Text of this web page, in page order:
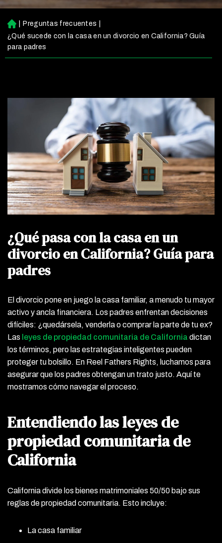
Ini
ci
o
Preguntas frecuentes
¿Qué sucede con la casa en un divorcio en California? Guía
para padres
¿Qué pasa con la casa en un
divorcio en California? Guía para
padres
El divorcio pone en juego la casa familiar, a menudo tu mayor
activo y ancla financiera. Los padres enfrentan decisiones
difíciles: ¿quedársela, venderla o comprar la parte de tu ex?
Las leyes de propiedad comunitaria de California dictan
los términos, pero las estrategias inteligentes pueden
proteger tu bolsillo. En Reel Fathers Rights, luchamos para
asegurar que los padres obtengan un trato justo. Aquí te
mostramos cómo navegar el proceso.
Entendiendo las leyes de
propiedad comunitaria de
California
California divide los bienes matrimoniales 50/50 bajo sus
reglas de propiedad comunitaria. Esto incluye:
La casa familiar